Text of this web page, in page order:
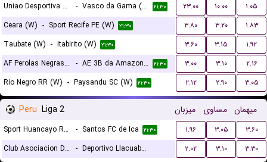
Uniao Desportiva Alagoana (UDA) (W)
- Vasco da Gama (W) ۲۱:۳۰ ۲۳.۰۰ ۱۰.۰۰
۱.۰۵
Ceara (W) - Sport Recife PE (W) ۲۱:۳۰ ۳.۸۰ ۳.۲۰
۱.۸۳
Taubate (W) - Itabirito (W) ۲۱:۳۰ ۳.۶۰ ۳.۱۵
۱.۹۲
AF Perolas Negras (W)
- AE 3B da Amazonia AM (W) ۲۱:۳۰ ۳.۰۰ ۳.۱۰
۲.۱۶
Rio Negro RR (W) - Paysandu SC (W) ۲۱:۳۰ ۲.۱۲ ۲.۹۰ ۳.۰۵
Peru Liga 2 میزبان مساوی میهمان
Sport Huancayo Reserves - Santos FC de Ica ۲۱:۳۰ ۱.۹۶ ۳.۰۵
۳.۶۰
Club Asociacion Deportiva Agropecuaria Jaen - Deportivo Llacuabamba ۲.۰۲ ۳.۱۰ ۳.۳۰